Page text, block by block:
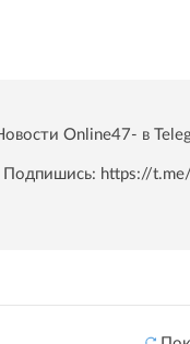
Online47- в
Подпишись: https://